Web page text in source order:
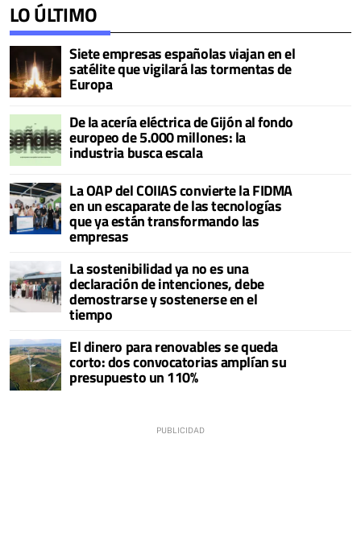
LO ÚLTIMO
Siete empresas españolas viajan en el
satélite que vigilará las tormentas de
Europa
De la acería eléctrica de Gijón al fondo
europeo de 5.000 millones: la
industria busca escala
La OAP del COIIAS convierte la FIDMA
en un escaparate de las tecnologías
que ya están transformando las
empresas
La sostenibilidad ya no es una
declaración de intenciones, debe
demostrarse y sostenerse en el
tiempo
El dinero para renovables se queda
corto: dos convocatorias amplían su
presupuesto un 110%